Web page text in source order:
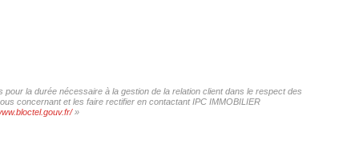
la durée nécessaire à la gestion de la relation client dans le respect des
concernant et les faire rectifier en contactant IPC IMMOBILIER
»